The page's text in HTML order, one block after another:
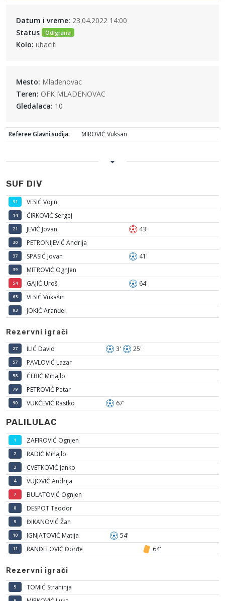
Datum i vreme: 23.04.2022 14:00
Status
Odigrana
Kolo: ubaciti
Mesto: Mladenovac
Teren: OFK MLADENOVAC
Gledalaca: 10
Referee Glavni sudija: MIROVIĆ Vuksan
SUF DIV
91 VESIĆ Vojin
14 ĆIRKOVIĆ Sergej
21 JEVIĆ Jovan 43'
30 PETRONIJEVIĆ Andrija
37 SPASIĆ Jovan 41'
39 MITROVIĆ OgnJen
54 GAJIĆ Uroš 64'
63 VESIĆ Vukašin
93 JOKIĆ Aranđel
Rezervni igrači
27 ILIĆ David 3' 25'
57 PAVLOVIĆ Lazar
58 ĆEBIĆ Mihajlo
79 PETROVIĆ Petar
90 VUKČEVIĆ Rastko 67'
PALILULAC
1 ZAFIROVIĆ Ognjen
2 RADIĆ Mihajlo
3 CVETKOVIĆ Janko
4 VUJOVIĆ Andrija
7 BULATOVIĆ Ognjen
8 DESPOT Teodor
9 ĐIKANOVIĆ Žan
10 IGNJATOVIĆ Matija 54'
11 RANĐELOVIĆ Đorđe 64'
Rezervni igrači
5 TOMIĆ Strahinja